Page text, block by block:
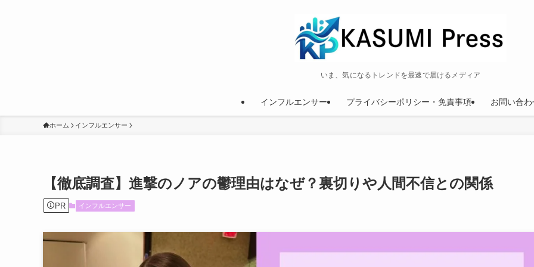
いま、気になるトレンドを最速で届けるメディア
インフルエンサー プライバシーポリシー・免責事項 お問い合わ
ホーム インフルエンサー
【徹底調査】進撃のノアの鬱理由はなぜ？裏切りや人間不信との関係
PR インフルエンサー